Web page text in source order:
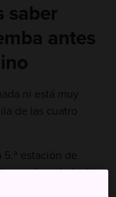
saber
antes
ni está muy
de las cuatro
estación de
sobre el nivel